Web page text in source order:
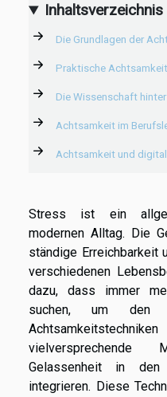
Inhaltsverzeichnis
Die Grundlagen der
Praktische
Die Wissenschaft
Achtsamkeit im
Achtsamkeit und
Stress ist ein
modernen Alltag. Die
ständige Erreichbarkeit
verschiedenen
dazu, dass immer
suchen, um den
vielversprechende
Gelassenheit in
integrieren. Diese